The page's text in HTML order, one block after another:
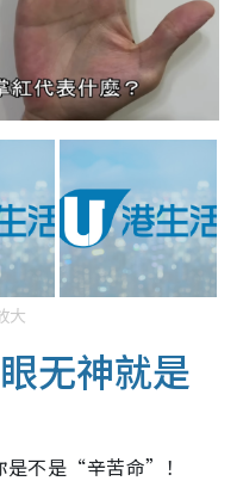
大
无神就是
是不是“辛苦命”！